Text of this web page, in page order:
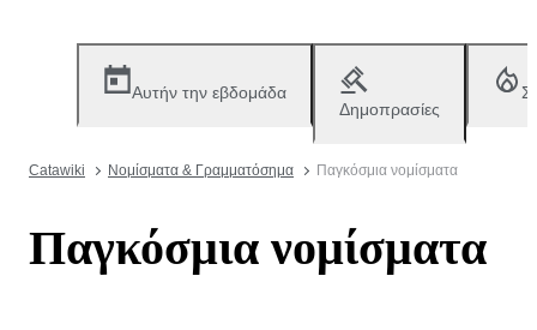
Αυτήν την εβδομάδα
Δημοπρασίες
Catawiki Νομίσματα & Γραμματόσημα Παγκόσμια νομίσματα
Παγκόσμια νομίσματα